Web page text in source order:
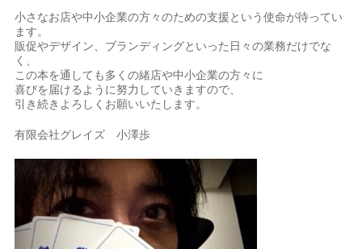
小さなお店や中小企業の方々のための支援という使命が待ってい
ます。
販促やデザイン、ブランディングといった日々の業務だけでな
く、
この本を通しても多くの緒店や中小企業の方々に
喜びを届けるように努力していきますので、
引き続きよろしくお願いいたします。
有限会社グレイズ 小澤歩